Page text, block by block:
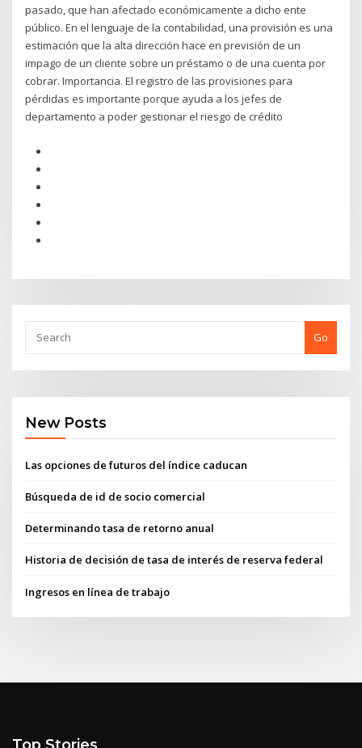
pasado, que han afectado económicamente a dicho ente
público. En el lenguaje de la contabilidad, una provisión es una
estimación que la alta dirección hace en previsión de un
impago de un cliente sobre un préstamo o de una cuenta por
cobrar. Importancia. El registro de las provisiones para
pérdidas es importante porque ayuda a los jefes de
departamento a poder gestionar el riesgo de crédito
Go
New Posts
Las opciones de futuros del índice caducan
Búsqueda de id de socio comercial
Determinando tasa de retorno anual
Historia de decisión de tasa de interés de reserva federal
Ingresos en línea de trabajo
Top Stories